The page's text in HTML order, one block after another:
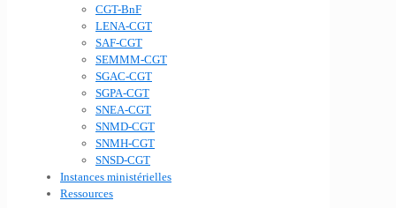
CGT-BnF
LENA-CGT
SAF-CGT
SEMMM-CGT
SGAC-CGT
SGPA-CGT
SNEA-CGT
SNMD-CGT
SNMH-CGT
SNSD-CGT
Instances ministérielles
Ressources